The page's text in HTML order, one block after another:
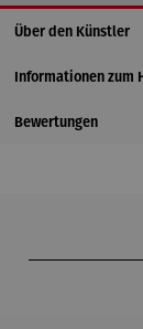
Über den Künstler
Informationen zum
Bewertungen